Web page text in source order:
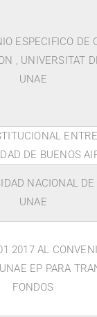
ESPECIFICO DE
, UNIVERSITAT
UNAE
DE BUENOS
NACIONAL
UNAE
2017 AL
EP PARA
FONDOS